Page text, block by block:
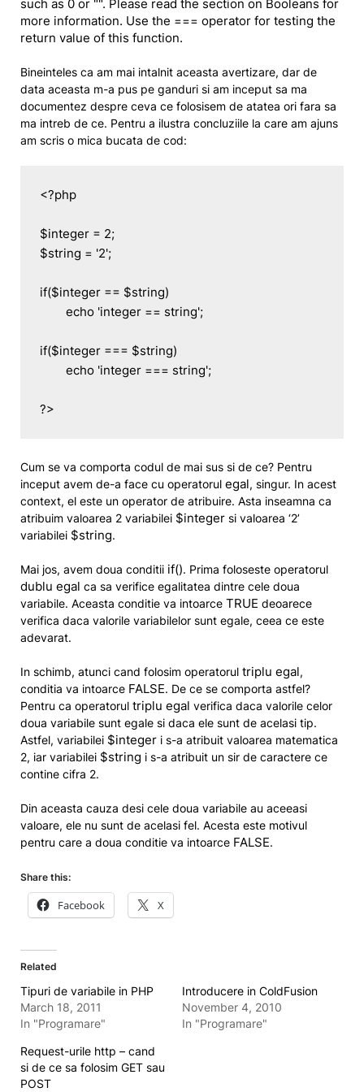
such as 0 or "". Please read the section on Booleans for
more information. Use the === operator for testing the
return value of this function.
Bineinteles ca am mai intalnit aceasta avertizare, dar de
data aceasta m-a pus pe ganduri si am inceput sa ma
documentez despre ceva ce folosisem de atatea ori fara sa
ma intreb de ce. Pentru a ilustra concluziile la care am ajuns
am scris o mica bucata de cod:
<?php
$integer = 2;
$string = '2';
if($integer == $string)
if($integer === $string)
?>
Cum se va comporta codul de mai sus si de ce? Pentru
inceput avem de-a face cu operatorul egal, singur. In acest
context, el este un operator de atribuire. Asta inseamna ca
atribuim valoarea 2 variabilei $integer si valoarea ‘2’
variabilei $string.
Mai jos, avem doua conditii if(). Prima foloseste operatorul
dublu egal ca sa verifice egalitatea dintre cele doua
variabile. Aceasta conditie va intoarce TRUE deoarece
verifica daca valorile variabilelor sunt egale, ceea ce este
adevarat.
In schimb, atunci cand folosim operatorul triplu egal,
conditia va intoarce FALSE. De ce se comporta astfel?
Pentru ca operatorul triplu egal verifica daca valorile celor
doua variabile sunt egale si daca ele sunt de acelasi tip.
Astfel, variabilei $integer i s-a atribuit valoarea matematica
2, iar variabilei $string i s-a atribuit un sir de caractere ce
contine cifra 2.
Din aceasta cauza desi cele doua variabile au aceeasi
valoare, ele nu sunt de acelasi fel. Acesta este motivul
pentru care a doua conditie va intoarce FALSE.
Share this:
Facebook X
Related
Tipuri de variabile in PHP
March 18, 2011
In "Programare"
Introducere in ColdFusion
November 4, 2010
In "Programare"
Request-urile http – cand
si de ce sa folosim GET sau
POST